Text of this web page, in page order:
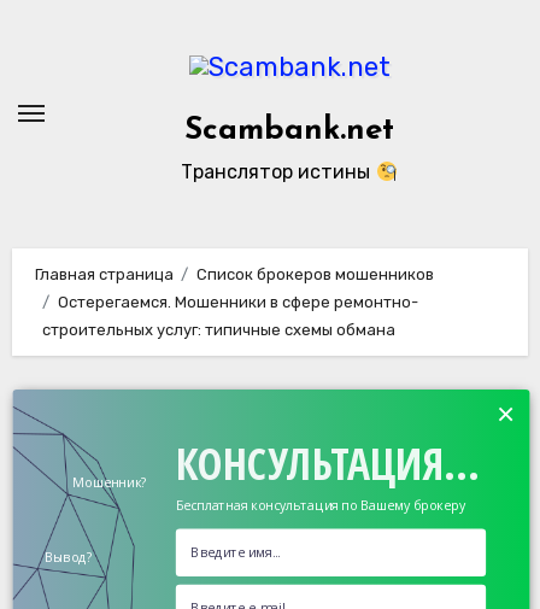
Scambank.net
Транслятор истины
Главная страница
Список брокеров мошенников
Остерегаемся. Мошенники в сфере ремонтно-
строительных услуг: типичные схемы обмана
КОНСУЛЬТАЦИЯ...
Бесплатная консультация по Вашему брокеру
Мошенник?
Вывод?
×